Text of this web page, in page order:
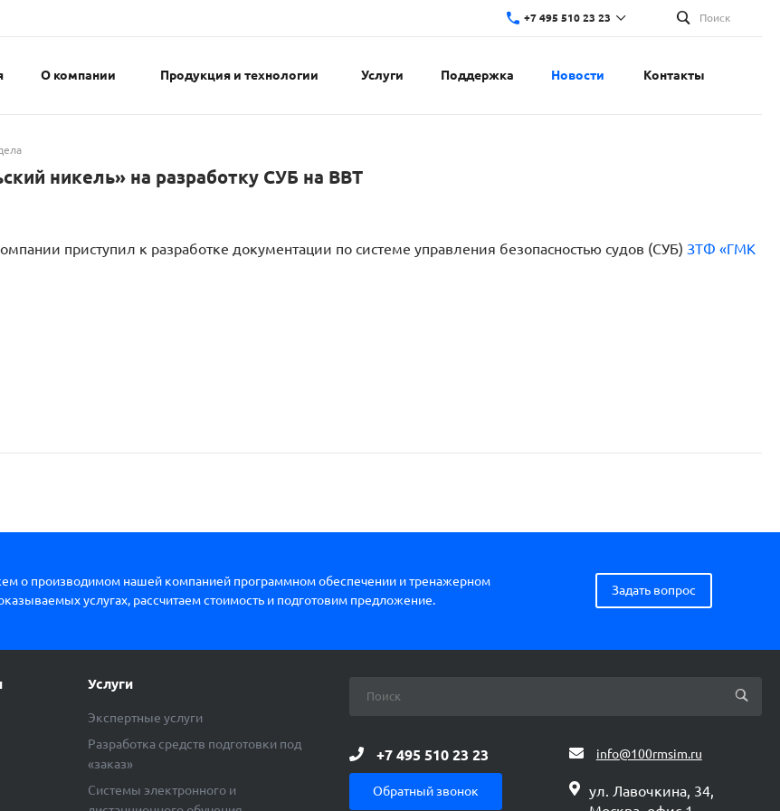
+7 495 510 23 23 Поиск
О компании Продукция и технологии Услуги Поддержка Новости Контакты
никель» на разработку СУБ на ВВТ
приступил к разработке документации по системе управления безопасностью судов (СУБ) ЗТФ «ГМК
о производимом нашей компанией программном обеспечении и тренажерном
услугах, рассчитаем стоимость и подготовим предложение.
Задать вопрос
Услуги
Экспертные услуги
Разработка средств подготовки под
«заказ»
Системы электронного и
+7 495 510 23 23
Обратный звонок
info@100rmsim.ru
ул. Лавочкина, 34,